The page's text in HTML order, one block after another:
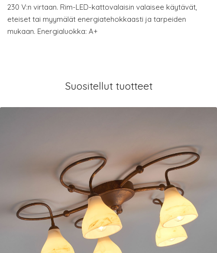
230 V:n virtaan. Rim-LED-kattovalaisin valaisee käytävät,
eteiset tai myymälät energiatehokkaasti ja tarpeiden
mukaan. Energialuokka: A+
Suositellut tuotteet